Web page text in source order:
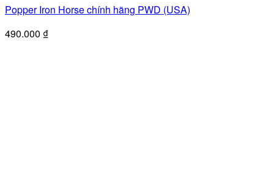
Popper Iron Horse chính hãng PWD (USA)
490.000 ₫